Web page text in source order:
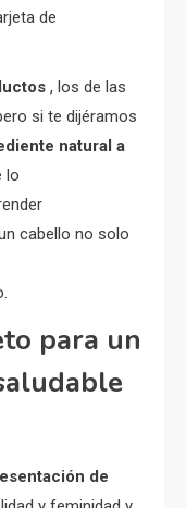
de
, los de las
si te dijéramos
natural a
lo
cabello no solo
para un
de